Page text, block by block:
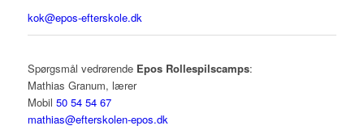
kok@epos-efterskole.dk
Spørgsmål vedrørendeEpos Rollespilscamps:
Mathias Granum, lærer
Mobil 50 54 54 67
mathias@efterskolen-epos.dk